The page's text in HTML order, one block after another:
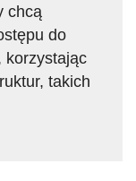
chcą
do
korzystając
takich